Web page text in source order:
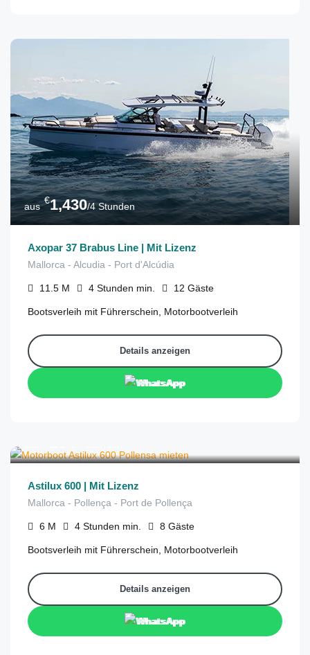
aus
€1,430/4 Stunden
Axopar 37 Brabus Line | Mit Lizenz
Mallorca - Alcudia - Port d'Alcúdia
11.5 M 4 Stunden min. 12 Gäste
Bootsverleih mit Führerschein, Motorbootverleih
Details anzeigen
WhatsApp
Astilux 600 | Mit Lizenz
Mallorca - Pollença - Port de Pollença
6 M 4 Stunden min. 8 Gäste
Bootsverleih mit Führerschein, Motorbootverleih
Details anzeigen
WhatsApp